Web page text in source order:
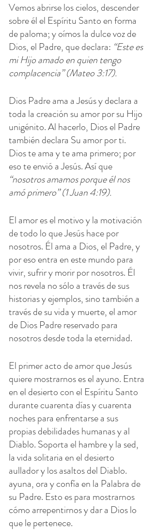
Vemos abrirse los cielos, descender
sobre él el Espíritu Santo en forma
de paloma; y oímos la dulce voz de
Dios, el Padre, que declara: “Este es
mi Hijo amado en quien tengo
complacencia” (Mateo 3:17).
Dios Padre ama a Jesús y declara a
toda la creación su amor por su Hijo
unigénito. Al hacerlo, Dios el Padre
también declara Su amor por ti.
Dios te ama y te ama primero; por
eso te envió a Jesús. Así que
“nosotros amamos porque él nos
amó primero” (1 Juan 4:19).
El amor es el motivo y la motivación
de todo lo que Jesús hace por
nosotros. Él ama a Dios, el Padre, y
por eso entra en este mundo para
vivir, sufrir y morir por nosotros. Él
nos revela no sólo a través de sus
historias y ejemplos, sino también a
través de su vida y muerte, el amor
de Dios Padre reservado para
nosotros desde toda la eternidad.
El primer acto de amor que Jesús
quiere mostrarnos es el ayuno. Entra
en el desierto con el Espíritu Santo
durante cuarenta días y cuarenta
noches para enfrentarse a sus
propias debilidades humanas y al
Diablo. Soporta el hambre y la sed,
la vida solitaria en el desierto
aullador y los asaltos del Diablo.
ayuna, ora y confía en la Palabra de
su Padre. Esto es para mostrarnos
cómo arrepentirnos y dar a Dios lo
que le pertenece.